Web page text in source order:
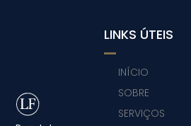
LINKS ÚTEIS
INÍCIO
SOBRE
SERVIÇOS